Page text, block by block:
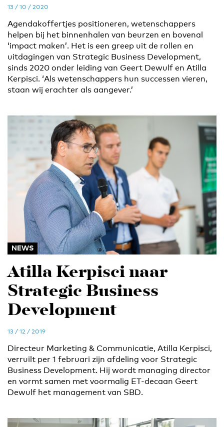
13 / 10 / 2020
Agendakoffertjes positioneren, wetenschappers
helpen bij het binnenhalen van beurzen en bovenal
‘impact maken’. Het is een greep uit de rollen en
uitdagingen van Strategic Business Development,
sinds 2020 onder leiding van Geert Dewulf en Atilla
Kerpisci. ‘Als wetenschappers hun successen vieren,
staan wij erachter als aangever.’
NEWS
Atilla Kerpisci naar
Strategic Business
Development
13 / 12 / 2019
Directeur Marketing & Communicatie, Atilla Kerpisci,
verruilt per 1 februari zijn afdeling voor Strategic
Business Development. Hij wordt managing director
en vormt samen met voormalig ET-decaan Geert
Dewulf het management van SBD.